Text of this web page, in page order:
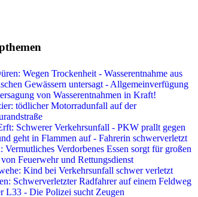
Wegen Trockenheit - Wasserentnahme aus
Gewässern untersagt - Allgemeinverfügung
von Wasserentnahmen in Kraft!
tödlicher Motorradunfall auf der
Schwerer Verkehrsunfall - PKW prallt gegen
geht in Flammen auf - Fahrerin schwerverletzt
Vermutliches Verdorbenes Essen sorgt für großen
Feuerwehr und Rettungsdienst
Kind bei Verkehrsunfall schwer verletzt
Schwerverletzter Radfahrer auf einem Feldweg
L33 - Die Polizei sucht Zeugen